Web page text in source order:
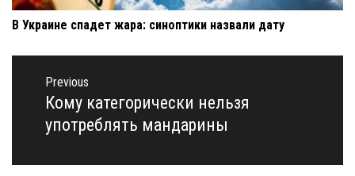
В Украине спадет жара: синоптики назвали дату
Навигация
записям
Previous
Previous
post:
Кому категорически нельзя
употреблять мандарины